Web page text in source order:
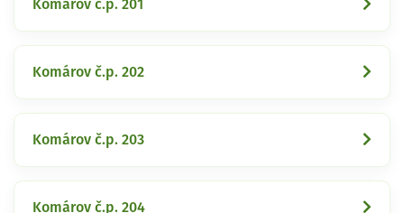
Komárov č.p. 201
Komárov č.p. 202
Komárov č.p. 203
Komárov č.p. 204